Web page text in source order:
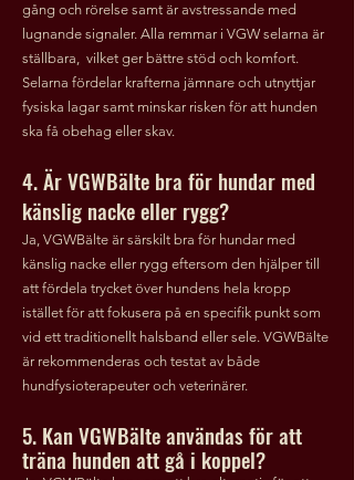
gång och rörelse samt är avstressande med
lugnande signaler. Alla remmar i VGW selarna är
ställbara, vilket ger bättre stöd och komfort.
Selarna fördelar krafterna jämnare och utnyttjar
fysiska lagar samt minskar risken för att hunden
ska få obehag eller skav.
4. Är VGWBälte bra för hundar med
känslig nacke eller rygg?
Ja, VGWBälte är särskilt bra för hundar med
känslig nacke eller rygg eftersom den hjälper till
att fördela trycket över hundens hela kropp
istället för att fokusera på en specifik punkt som
vid ett traditionellt halsband eller sele. VGWBälte
är rekommenderas och testat av både
hundfysioterapeuter och veterinärer.
5. Kan VGWBälte användas för att
träna hunden att gå i koppel?